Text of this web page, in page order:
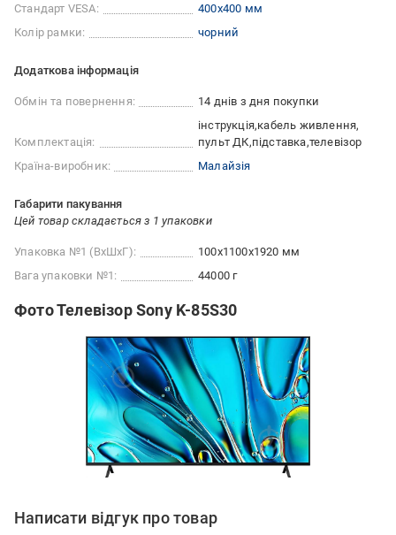
Стандарт VESA:
400x400 мм
Колір рамки:
чорний
Додаткова інформація
Обмін та повернення: 14 днів з дня покупки
Комплектація:
інструкція кабель живлення
пульт ДК підставка телевізор
Країна-виробник:
Малайзія
Габарити пакування
Цей товар складається з 1 упаковки
Упаковка №1 (ВхШхГ):
100x1100x1920 мм
Вага упаковки №1:
44000 г
Фото Телевізор Sony K-85S30
Написати відгук про товар